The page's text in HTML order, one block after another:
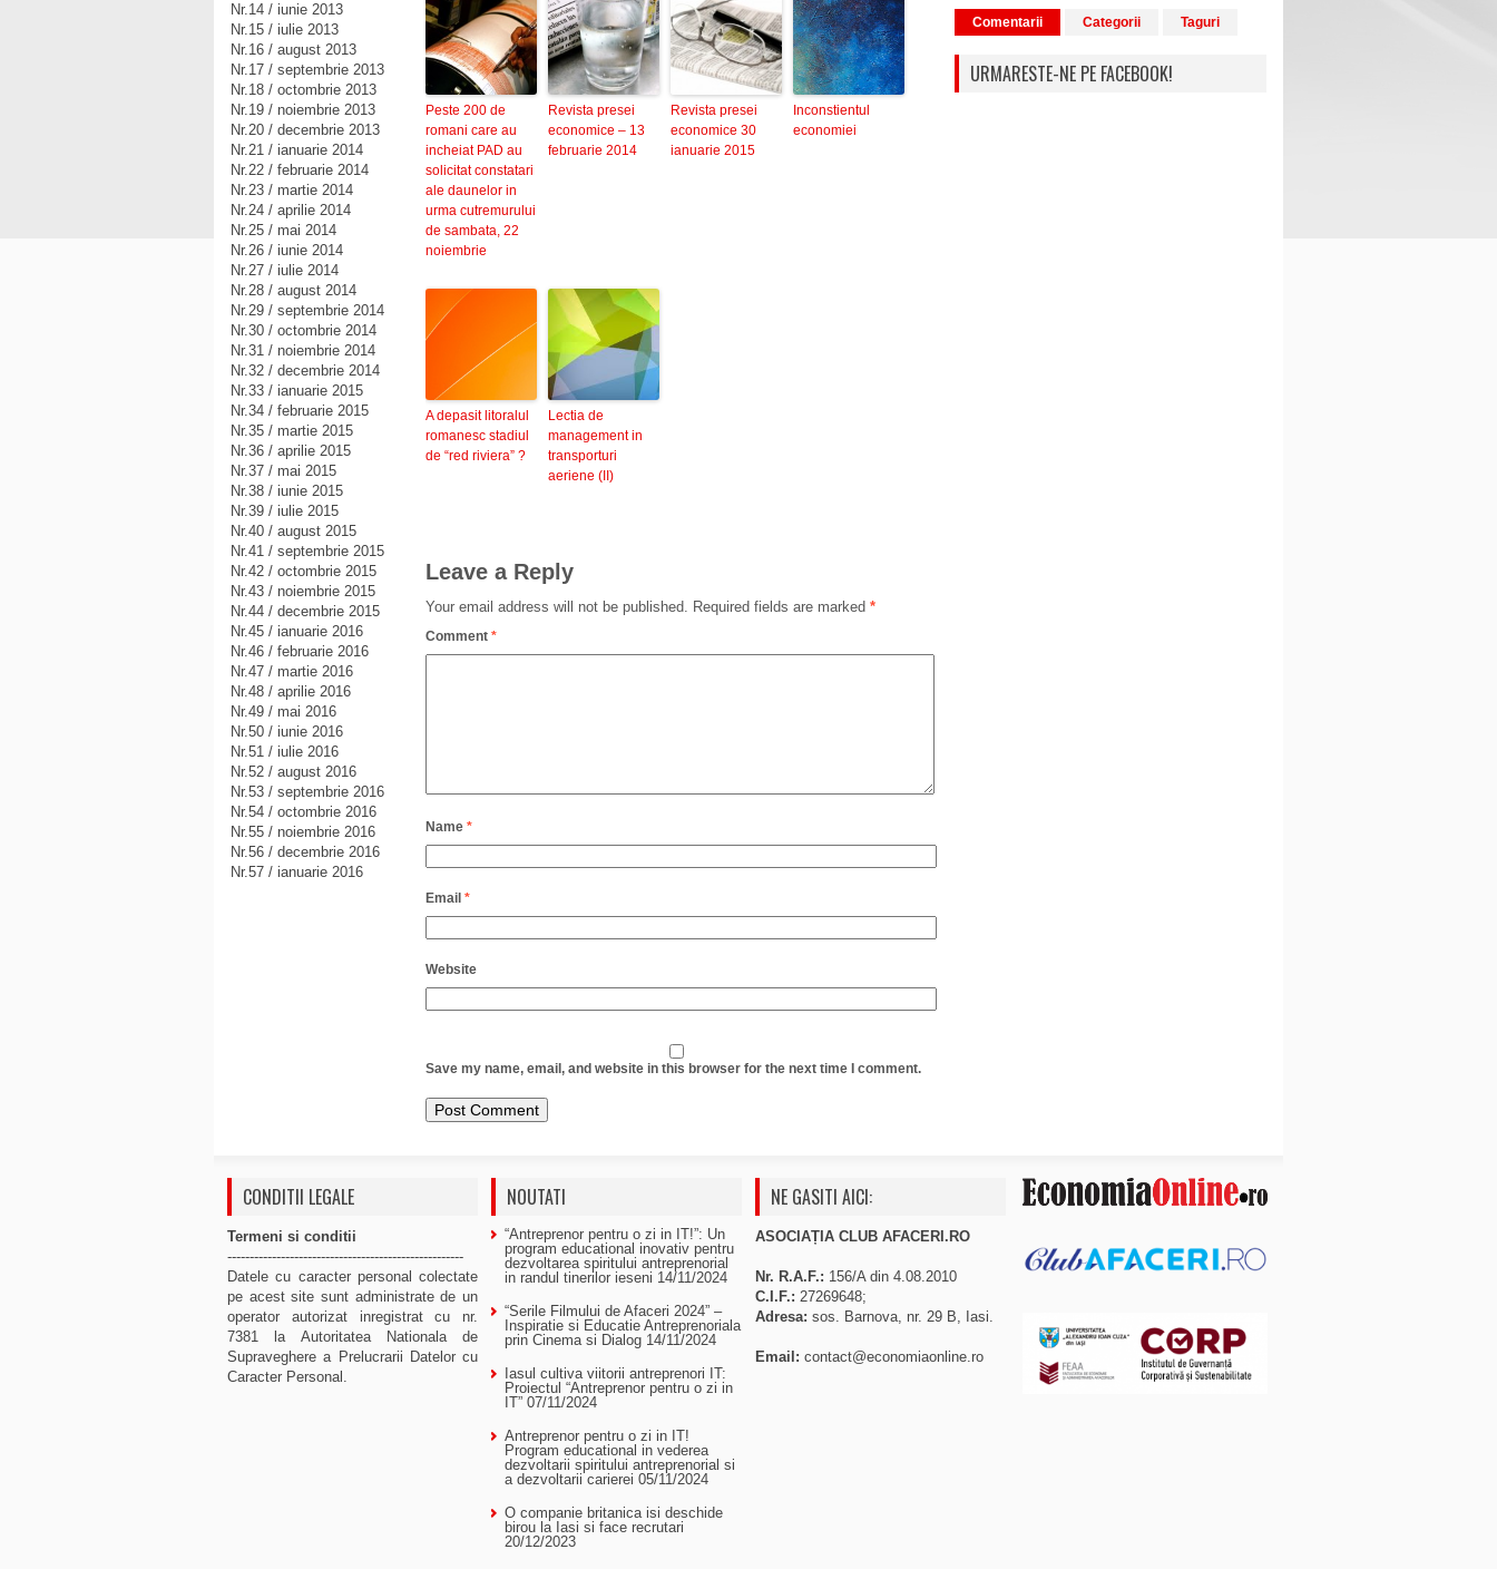
Peste 200 de
romani care au
incheiat PAD au
solicitat constatari
ale daunelor in
urma cutremurului
de sambata, 22
noiembrie
Revista presei
economice – 13
februarie 2014
Revista presei
economice 30
ianuarie 2015
Inconstientul
economiei
A depasit litoralul
romanesc stadiul
de “red riviera” ?
Lectia de
management in
transporturi
aeriene (II)
Leave a Reply
Your email address will not be published. Required fields are marked *
Comment *
Name *
Email *
Website
Save my name, email, and website in this browser for the next time I comment.
Nr.14 / iunie 2013
Nr.15 / iulie 2013
Nr.16 / august 2013
Nr.17 / septembrie 2013
Nr.18 / octombrie 2013
Nr.19 / noiembrie 2013
Nr.20 / decembrie 2013
Nr.21 / ianuarie 2014
Nr.22 / februarie 2014
Nr.23 / martie 2014
Nr.24 / aprilie 2014
Nr.25 / mai 2014
Nr.26 / iunie 2014
Nr.27 / iulie 2014
Nr.28 / august 2014
Nr.29 / septembrie 2014
Nr.30 / octombrie 2014
Nr.31 / noiembrie 2014
Nr.32 / decembrie 2014
Nr.33 / ianuarie 2015
Nr.34 / februarie 2015
Nr.35 / martie 2015
Nr.36 / aprilie 2015
Nr.37 / mai 2015
Nr.38 / iunie 2015
Nr.39 / iulie 2015
Nr.40 / august 2015
Nr.41 / septembrie 2015
Nr.42 / octombrie 2015
Nr.43 / noiembrie 2015
Nr.44 / decembrie 2015
Nr.45 / ianuarie 2016
Nr.46 / februarie 2016
Nr.47 / martie 2016
Nr.48 / aprilie 2016
Nr.49 / mai 2016
Nr.50 / iunie 2016
Nr.51 / iulie 2016
Nr.52 / august 2016
Nr.53 / septembrie 2016
Nr.54 / octombrie 2016
Nr.55 / noiembrie 2016
Nr.56 / decembrie 2016
Nr.57 / ianuarie 2016
Comentarii Categorii Taguri
URMARESTE-NE PE FACEBOOK!
CONDITII LEGALE
Termeni si conditii
-----------------------------------------------------
Datele cu caracter personal colectate
pe acest site sunt administrate de un
operator autorizat inregistrat cu nr.
7381 la Autoritatea Nationala de
Supraveghere a Prelucrarii Datelor cu
Caracter Personal.
NOUTATI
“Antreprenor pentru o zi in IT!”: Un
program educational inovativ pentru
dezvoltarea spiritului antreprenorial
in randul tinerilor ieseni 14/11/2024
“Serile Filmului de Afaceri 2024” –
Inspiratie si Educatie Antreprenoriala
prin Cinema si Dialog 14/11/2024
Iasul cultiva viitorii antreprenori IT:
Proiectul “Antreprenor pentru o zi in
IT” 07/11/2024
Antreprenor pentru o zi in IT!
Program educational in vederea
dezvoltarii spiritului antreprenorial si
a dezvoltarii carierei 05/11/2024
O companie britanica isi deschide
birou la Iasi si face recrutari
20/12/2023
NE GASITI AICI:
ASOCIAȚIA CLUB AFACERI.RO
Nr. R.A.F.: 156/A din 4.08.2010
C.I.F.: 27269648;
Adresa: sos. Barnova, nr. 29 B, Iasi.
Email: contact@economiaonline.ro